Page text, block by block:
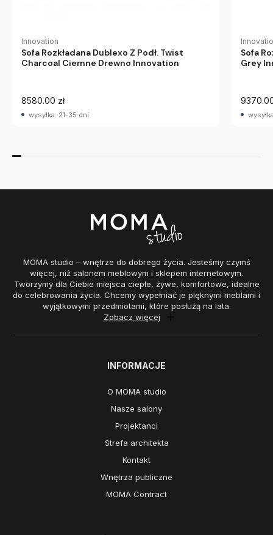
Innovation
Sofa Rozkładana Dublexo Z Podł. Twist
Charcoal Ciemne Drewno Innovation
8580.00 zł
wysyłka: 21-35 dni
Sofa
Grey
MOMA studio – wnętrze do dobrego życia. Jesteśmy czymś
więcej, niż salonem meblowym i sklepem internetowym.
Tworzymy dla Ciebie miejsca ciepłe, żywe, komfortowe, idealne
do celebrowania życia. Chcemy wypełniać je pięknymi meblami i
wyjątkowymi przedmiotami, które posłużą na lata.
Zobacz więcej
INFORMACJE
O MOMA studio
Nasze salony
Projektanci
Strefa architekta
Kontakt
Wnętrza publiczne
MOMA Contract